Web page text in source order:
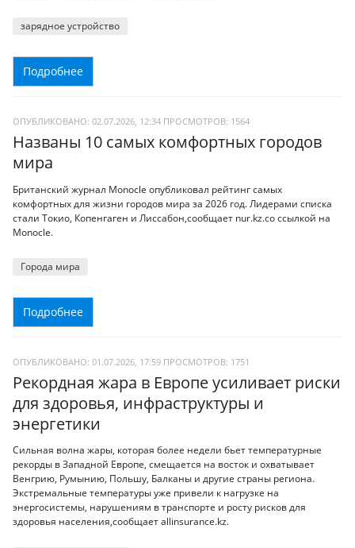
зарядное устройство
Подробнее
ОПУБЛИКОВАНО: 02.07.2026, 12:34 ПРОСМОТРОВ: 1564
Названы 10 самых комфортных городов
мира
Британский журнал Monocle опубликовал рейтинг самых
комфортных для жизни городов мира за 2026 год. Лидерами списка
стали Токио, Копенгаген и Лиссабон,сообщает nur.kz.со ссылкой на
Monocle.
Города мира
Подробнее
ОПУБЛИКОВАНО: 01.07.2026, 17:59 ПРОСМОТРОВ: 1751
Рекордная жара в Европе усиливает риски
для здоровья, инфраструктуры и
энергетики
Сильная волна жары, которая более недели бьет температурные
рекорды в Западной Европе, смещается на восток и охватывает
Венгрию, Румынию, Польшу, Балканы и другие страны региона.
Экстремальные температуры уже привели к нагрузке на
энергосистемы, нарушениям в транспорте и росту рисков для
здоровья населения,сообщает allinsurance.kz.